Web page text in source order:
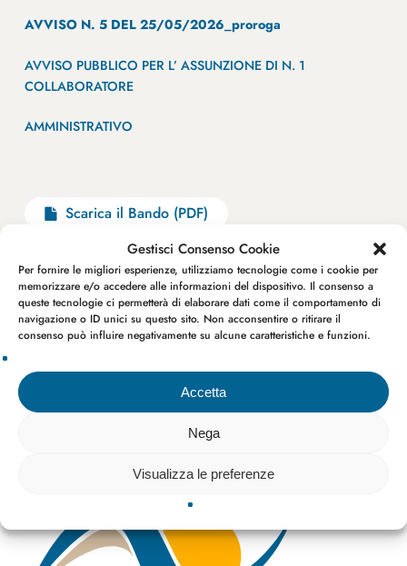
Gestisci Consenso Cookie
Per fornire le migliori esperienze, utilizziamo tecnologie come i cookie per
memorizzare e/o accedere alle informazioni del dispositivo. Il consenso a
queste tecnologie ci permetterà di elaborare dati come il comportamento di
navigazione o ID unici su questo sito. Non acconsentire o ritirare il
consenso può influire negativamente su alcune caratteristiche e funzioni.
Accetta
Nega
Visualizza le preferenze
AVVISO N. 5 DEL 25/05/2026_proroga
AVVISO PUBBLICO PER L’ ASSUNZIONE DI N. 1
COLLABORATORE
AMMINISTRATIVO
Scarica il Bando (PDF)
Avvisi pubblici